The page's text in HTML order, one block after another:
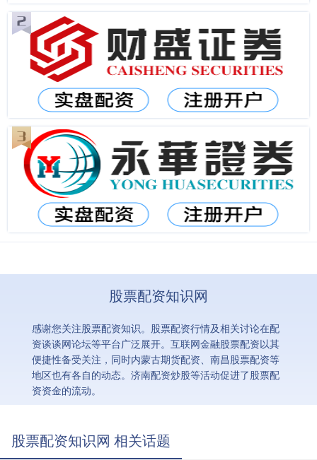
股票配资知识网
感谢您关注股票配资知识。股票配资行情及相关讨论在配
资谈谈网论坛等平台广泛展开。互联网金融股票配资以其
便捷性备受关注，同时内蒙古期货配资、南昌股票配资等
地区也有各自的动态。济南配资炒股等活动促进了股票配
资资金的流动。
股票配资知识网 相关话题